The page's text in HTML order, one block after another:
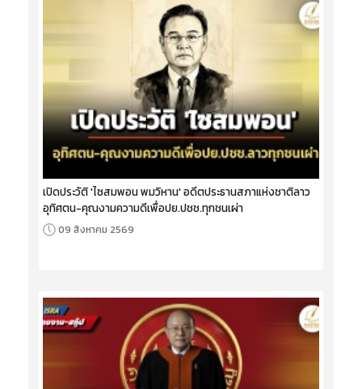
เปิดประวัติ 'ไซสมพอน พมวิหาน' อดีตประธานสภาแห่งชาติลาว
อุทิศตน-คุณงามความดีเพื่อปย.ปชช.ทุกชนเผ่า
09 สิงหาคม 2569